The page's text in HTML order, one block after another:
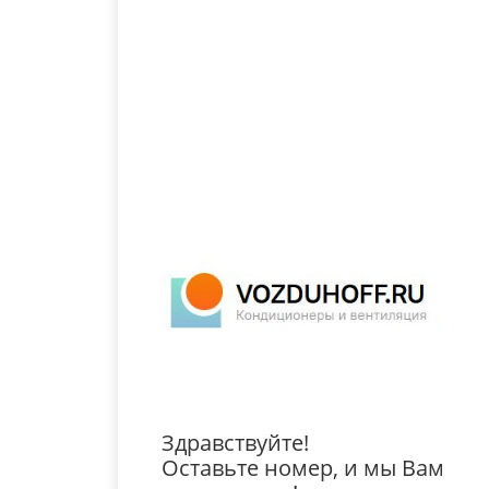
Здравствуйте!
Оставьте номер, и мы Вам